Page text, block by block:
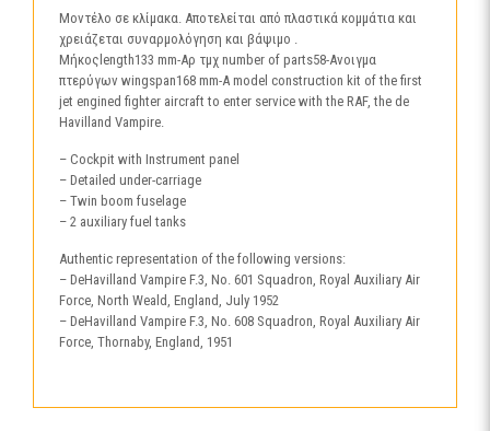
Μοντέλο σε κλίμακα. Αποτελείται από πλαστικά κομμάτια και
χρειάζεται συναρμολόγηση και βάψιμο .
Μήκοςlength133 mm-Αρ τμχ number of parts58-Ανοιγμα
πτερύγων wingspan168 mm-A model construction kit of the first
jet engined fighter aircraft to enter service with the RAF, the de
Havilland Vampire.
– Cockpit with Instrument panel
– Detailed under-carriage
– Twin boom fuselage
– 2 auxiliary fuel tanks
Authentic representation of the following versions:
– DeHavilland Vampire F.3, No. 601 Squadron, Royal Auxiliary Air
Force, North Weald, England, July 1952
– DeHavilland Vampire F.3, No. 608 Squadron, Royal Auxiliary Air
Force, Thornaby, England, 1951